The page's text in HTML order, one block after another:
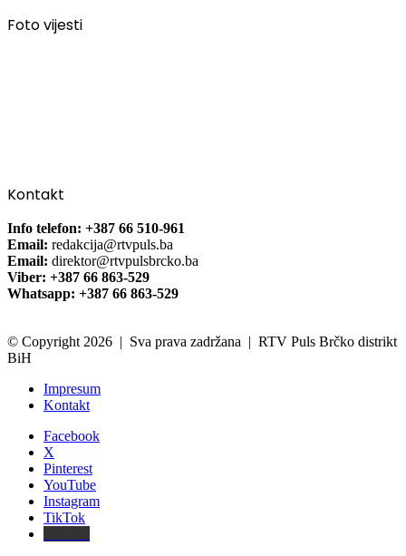
Foto vijesti
Kontakt
Info telefon: +387 66 510-961
Email: redakcija@rtvpuls.ba
Email: direktor@rtvpulsbrcko.ba
Viber: +387 66 863-529
Whatsapp: +387 66 863-529
© Copyright 2026 | Sva prava zadržana | RTV Puls Brčko distrikt
BiH
Impresum
Kontakt
Facebook
X
Pinterest
YouTube
Instagram
TikTok